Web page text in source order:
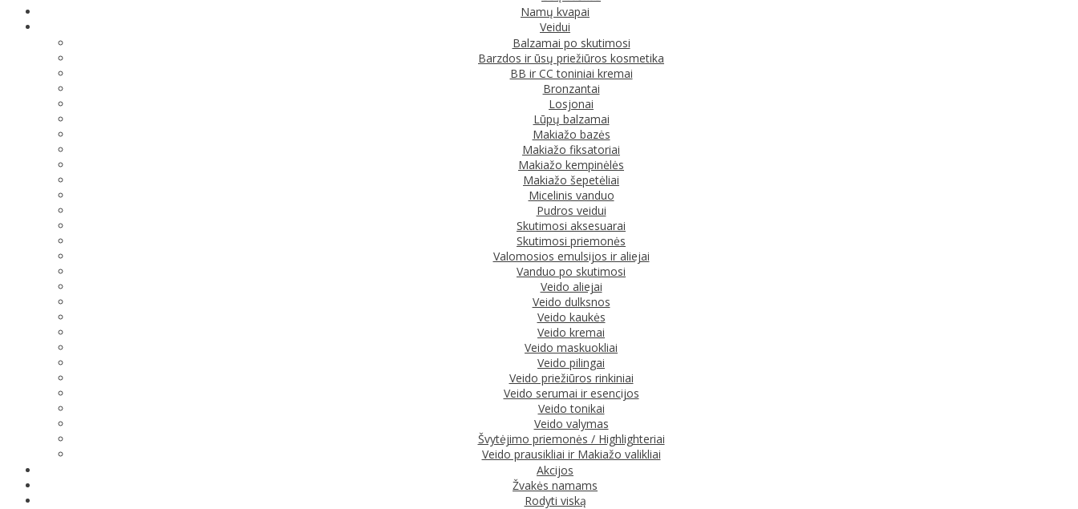
Namų kvapai
Veidui
Balzamai po skutimosi
Barzdos ir ūsų priežiūros kosmetika
BB ir CC toniniai kremai
Bronzantai
Losjonai
Lūpų balzamai
Makiažo bazės
Makiažo fiksatoriai
Makiažo kempinėlės
Makiažo šepetėliai
Micelinis vanduo
Pudros veidui
Skutimosi aksesuarai
Skutimosi priemonės
Valomosios emulsijos ir aliejai
Vanduo po skutimosi
Veido aliejai
Veido dulksnos
Veido kaukės
Veido kremai
Veido maskuokliai
Veido pilingai
Veido priežiūros rinkiniai
Veido serumai ir esencijos
Veido tonikai
Veido valymas
Švytėjimo priemonės / Highlighteriai
Veido prausikliai ir Makiažo valikliai
Akcijos
Žvakės namams
Rodyti viską